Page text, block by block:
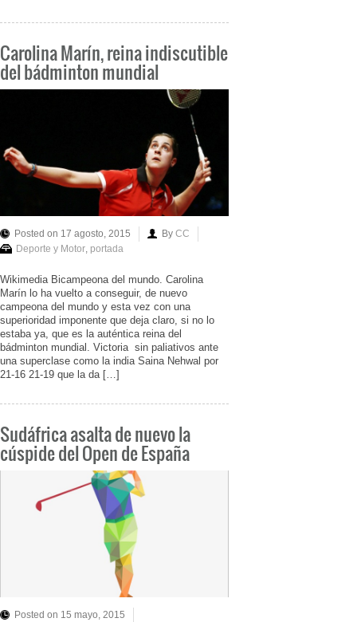
Carolina Marín, reina indiscutible
del bádminton mundial
Posted on 17 agosto, 2015 By CC
Deporte y Motor portada
Wikimedia Bicampeona del mundo. Carolina
Marín lo ha vuelto a conseguir, de nuevo
campeona del mundo y esta vez con una
superioridad imponente que deja claro, si no lo
estaba ya, que es la auténtica reina del
bádminton mundial. Victoria sin paliativos ante
una superclase como la india Saina Nehwal por
21-16 21-19 que la da […]
Sudáfrica asalta de nuevo la
cúspide del Open de España
Posted on 15 mayo, 2015